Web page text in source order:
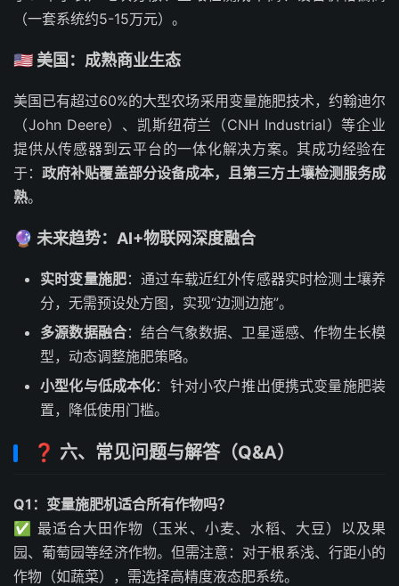
（一套系统约5-15万元）。
🇺🇸 美国：成熟商业生态
美国已有超过60%的大型农场采用变量施肥技术，约翰迪尔
（John Deere）、凯斯纽荷兰（CNH Industrial）等企业
提供从传感器到云平台的一体化解决方案。其成功经验在
于：政府补贴覆盖部分设备成本，且第三方土壤检测服务成
熟。
🔮 未来趋势：AI+物联网深度融合
实时变量施肥：通过车载近红外传感器实时检测土壤养
分，无需预设处方图，实现“边测边施”。
多源数据融合：结合气象数据、卫星遥感、作物生长模
型，动态调整施肥策略。
小型化与低成本化：针对小农户推出便携式变量施肥装
置，降低使用门槛。
❓ 六、常见问题与解答（Q&A）
Q1：变量施肥机适合所有作物吗？
✅ 最适合大田作物（玉米、小麦、水稻、大豆）以及果
园、葡萄园等经济作物。但需注意：对于根系浅、行距小的
作物（如蔬菜），需选择高精度液态肥系统。